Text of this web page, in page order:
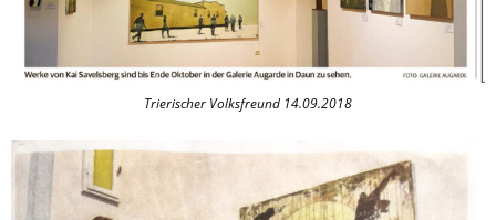
Trierischer Volksfreund 14.09.2018